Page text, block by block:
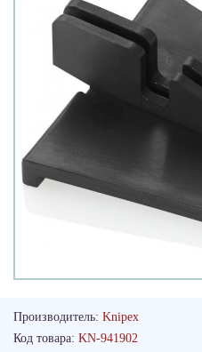
Производитель: Knipex
Код товара: KN-941902